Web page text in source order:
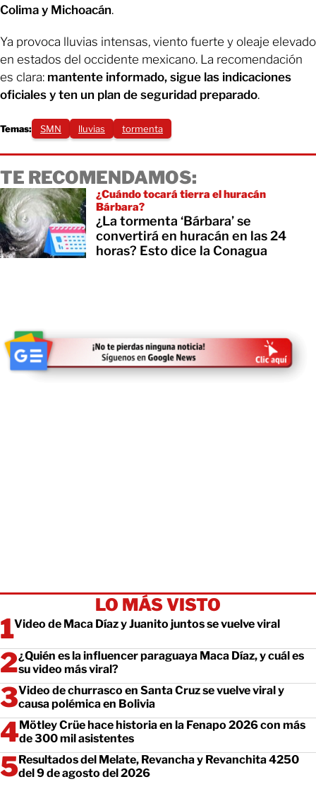
Colima y Michoacán.
Ya provoca lluvias intensas, viento fuerte y oleaje elevado
en estados del occidente mexicano. La recomendación
es clara: mantente informado, sigue las indicaciones
oficiales y ten un plan de seguridad preparado.
Temas: SMN lluvias tormenta
TE RECOMENDAMOS:
¿Cuándo tocará tierra el huracán
Bárbara?
¿La tormenta ‘Bárbara’ se
convertirá en huracán en las 24
horas? Esto dice la Conagua
LO MÁS VISTO
Video de Maca Díaz y Juanito juntos se vuelve viral
¿Quién es la influencer paraguaya Maca Díaz, y cuál es
su video más viral?
Video de churrasco en Santa Cruz se vuelve viral y
causa polémica en Bolivia
Mötley Crüe hace historia en la Fenapo 2026 con más
de 300 mil asistentes
Resultados del Melate, Revancha y Revanchita 4250
del 9 de agosto del 2026